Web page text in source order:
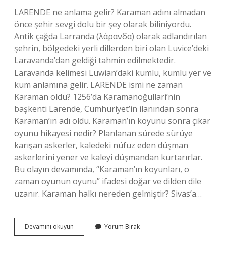
LARENDE ne anlama gelir? Karaman adını almadan
önce şehir sevgi dolu bir şey olarak biliniyordu.
Antik çağda Larranda (λάρανδα) olarak adlandırılan
şehrin, bölgedeki yerli dillerden biri olan Luvice’deki
Laravanda’dan geldiği tahmin edilmektedir.
Laravanda kelimesi Luwian’daki kumlu, kumlu yer ve
kum anlamına gelir. LARENDE ismi ne zaman
Karaman oldu? 1256’da Karamanoğullari’nin
başkenti Larende, Cumhuriyet’in ilanından sonra
Karaman’ın adı oldu. Karaman’ın koyunu sonra çıkar
oyunu hikayesi nedir? Planlanan sürede sürüye
karışan askerler, kaledeki nüfuz eden düşman
askerlerini yener ve kaleyi düşmandan kurtarırlar.
Bu olayın devamında, “Karaman’ın koyunları, o
zaman oyunun oyunu” ifadesi doğar ve dilden dile
uzanır. Karaman halkı nereden gelmiştir? Sivas’a…
Devamını okuyun Larende
Ismi
Yorum Bırak